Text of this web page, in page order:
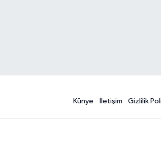
Künye İletişim Gizlilik